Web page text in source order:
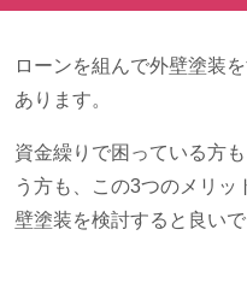
ローンを組んで外壁塗装を
あります。
資金繰りで困っている方
う方も、この3つのメリッ
壁塗装を検討すると良いで